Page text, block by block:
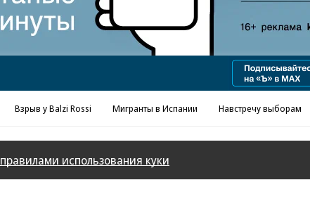
Взрыв у Balzi Rossi Мигранты в Испании Навстречу выборам
правилами использования куки